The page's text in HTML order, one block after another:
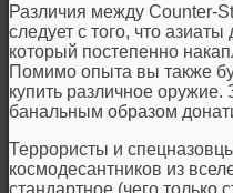
Различия между Counter-
следует с того, что
который постепенно
Помимо опыта вы также
купить различное
банальным образом
Террористы и
космодесантников из
стандартное (чего только